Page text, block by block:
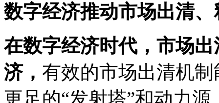
数字经济推动市场出清
在数字经济时代，市场
济， 有效的市场出清机
更足的“发射塔”和动力源